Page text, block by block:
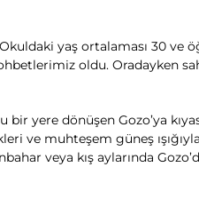
yaş ortalaması 30 ve
oldu. Oradayken
yere dönüşen Gozo’ya
ve muhteşem güneş
veya kış aylarında